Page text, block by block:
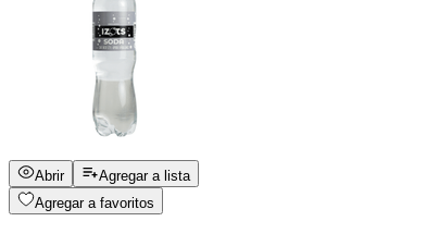
Abrir
Agregar a lista
Agregar a favoritos